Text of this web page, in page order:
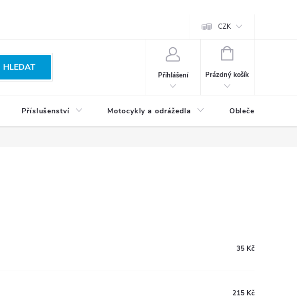
CZK
HLEDAT
Přihlášení
NÁKUPNÍ
Prázdný košík
Příslušenství Motocykly a odrážedla Oblečení a
35 Kč
215 Kč